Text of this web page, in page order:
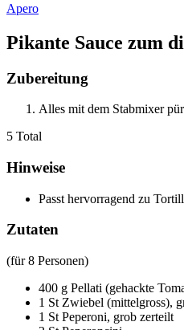
Apero
Pikante Sauce zum
Zubereitung
Alles mit dem Stabmixer
5 Total
Hinweise
Passt hervorragend zu
Zutaten
(für 8 Personen)
400 g Pellati (gehackte
1 St Zwiebel (mittelgross),
1 St Peperoni, grob zerteilt